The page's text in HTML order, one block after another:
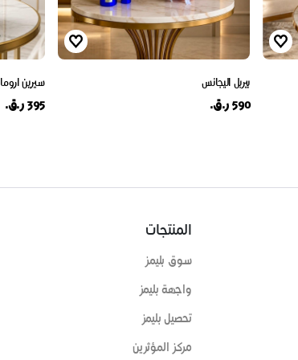
بيربل اليجانس
590 ر.ق.
سيرين اروما
395 ر.ق.
المنتجات
سوق بليمز
واجهة بليمز
تحصيل بليمز
مركز المؤثرين